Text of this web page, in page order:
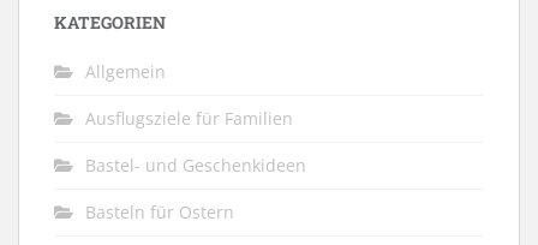
KATEGORIEN
Allgemein
Ausflugsziele für Familien
Bastel- und Geschenkideen
Basteln für Ostern